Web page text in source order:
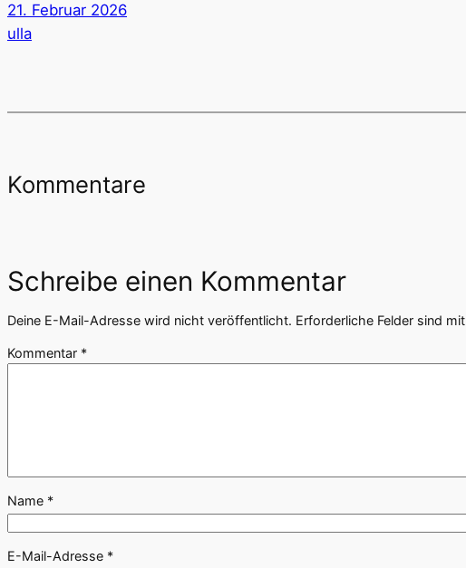
21. Februar 2026
ulla
Kommentare
Schreibe einen Kommentar
Deine E-Mail-Adresse wird nicht veröffentlicht. Erforderliche Felder sind mit
Kommentar *
Name *
E-Mail-Adresse *